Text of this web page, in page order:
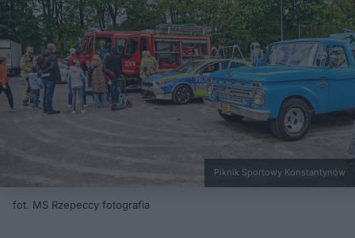
Piknik Sportowy Konstantynów
fot. MS Rzepeccy fotografia